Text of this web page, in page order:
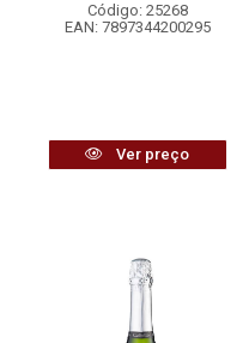
Código: 25268
EAN: 7897344200295
Ver preço